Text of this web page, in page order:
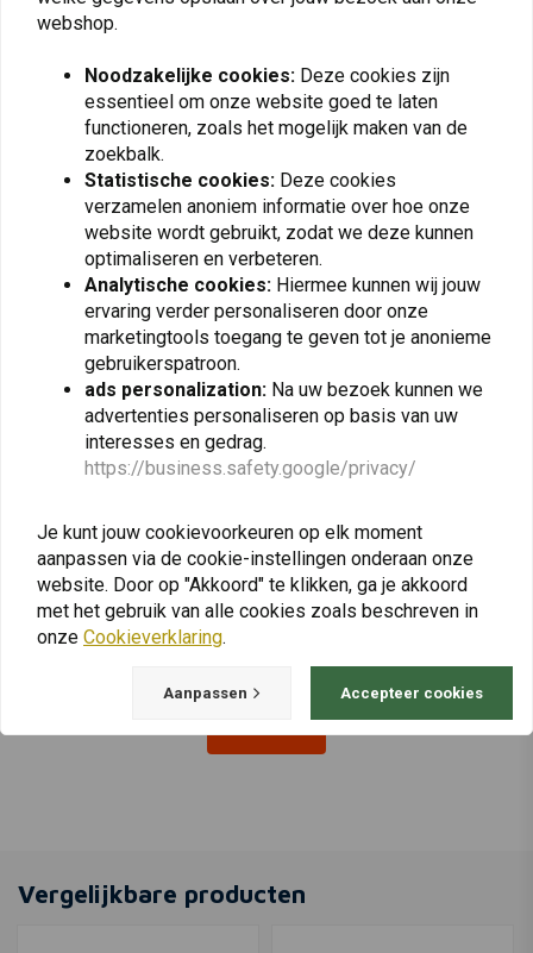
CANbus-vriendelijk; maakt de fabrieksgarantie niet ongeldig.
accessoires rechtstreeks te voeden. Directe aansluiting kan het circuit
overbelasten en CANbus-bescherming activeren.
Plaats ook een review
Vergelijkbare producten
DENALI
Bevestiging Voor
Rijverlichting | Yamaha
€109,26
DENALI
SoundBomb™ Originele
Dual Tone Luchthoorn
€78,23
Vergelijkbare producten
webshop.
Noodzakelijke cookies: Deze cookies zijn
essentieel om onze website goed te laten
functioneren, zoals het mogelijk maken van de
zoekbalk.
Statistische cookies: Deze cookies
verzamelen anoniem informatie over hoe onze
website wordt gebruikt, zodat we deze kunnen
optimaliseren en verbeteren.
Analytische cookies: Hiermee kunnen wij jouw
ervaring verder personaliseren door onze
marketingtools toegang te geven tot je anonieme
gebruikerspatroon.
ads personalization: Na uw bezoek kunnen we
advertenties personaliseren op basis van uw
interesses en gedrag.
https://business.safety.google/privacy/
Je kunt jouw cookievoorkeuren op elk moment
aanpassen via de cookie-instellingen onderaan onze
website. Door op "Akkoord" te klikken, ga je akkoord
met het gebruik van alle cookies zoals beschreven in
onze Cookieverklaring.
Aanpassen Accepteer cookies